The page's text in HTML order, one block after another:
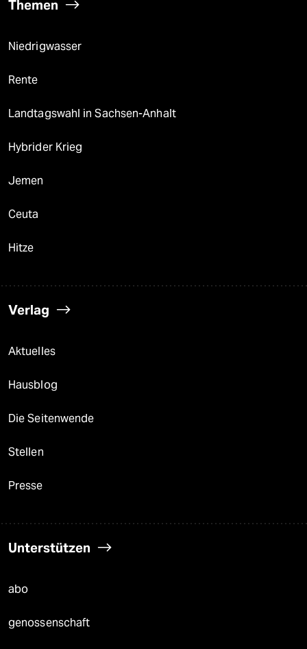
Themen
Niedrigwasser
Rente
Landtagswahl in Sachsen-Anhalt
Hybrider Krieg
Jemen
Ceuta
Hitze
Verlag
Aktuelles
Hausblog
Die Seitenwende
Stellen
Presse
Unterstützen
abo
genossenschaft